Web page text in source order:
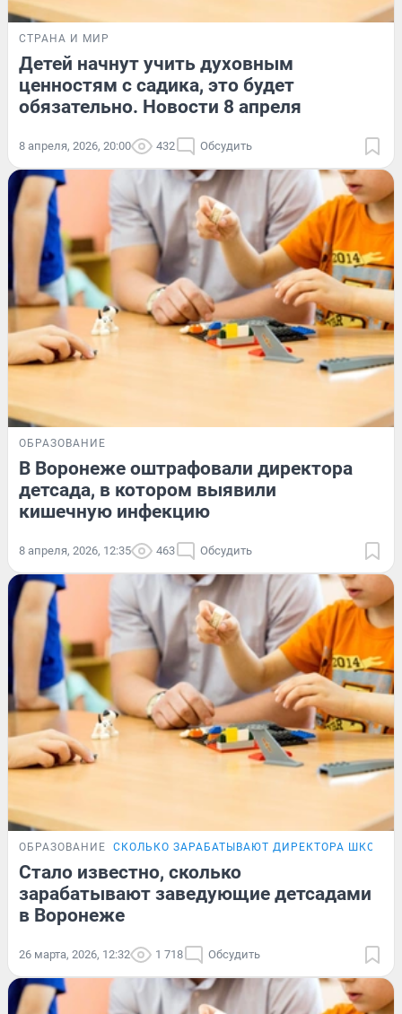
СТРАНА И МИР
Детей начнут учить духовным
ценностям с садика, это будет
обязательно. Новости 8 апреля
8 апреля, 2026, 20:00 432 Обсудить
ОБРАЗОВАНИЕ
В Воронеже оштрафовали директора
детсада, в котором выявили
кишечную инфекцию
8 апреля, 2026, 12:35 463 Обсудить
ОБРАЗОВАНИЕ СКОЛЬКО ЗАРАБАТЫВАЮТ ДИРЕКТОРА ШКОЛ В
Стало известно, сколько
зарабатывают заведующие детсадами
в Воронеже
26 марта, 2026, 12:32 1 718 Обсудить